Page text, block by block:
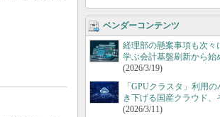
ベンダーコンテンツ
経理部の懸案事項も次
学ぶ会計基盤刷新から始
(2026/3/19)
「GPUクラスタ」利用
き下げる国産クラウド、
(2026/3/11)